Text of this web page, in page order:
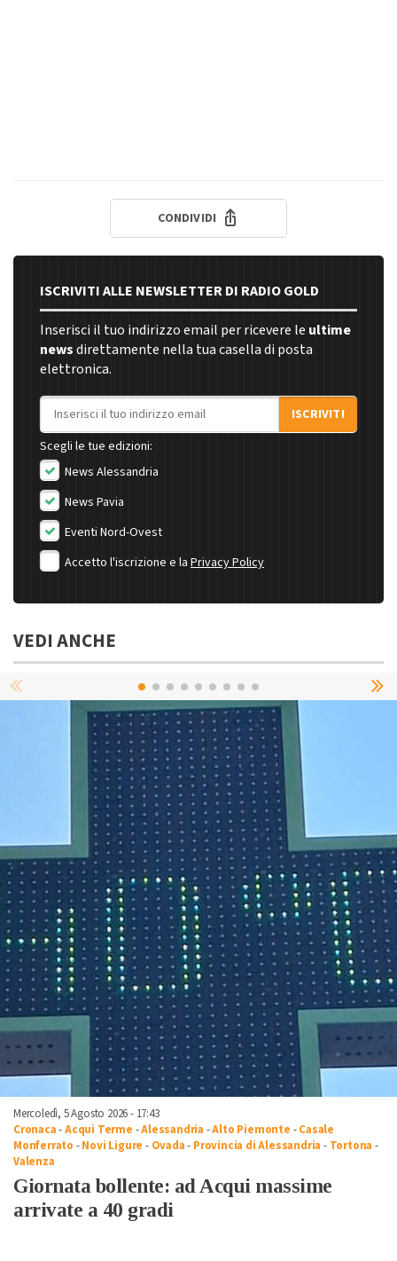
CONDIVIDI
ISCRIVITI ALLE NEWSLETTER DI RADIO GOLD
Inserisci il tuo indirizzo email per ricevere le ultime
newsdirettamente nella tua casella di posta
elettronica.
Indirizzo email
ISCRIVITI
Scegli le tue edizioni:
News Alessandria
News Pavia
Eventi Nord-Ovest
Accetto l'iscrizione e la Privacy Policy
VEDI ANCHE
Mercoledì, 5 Agosto 2026 - 17:43
Cronaca-Acqui Terme -Alessandria -Alto Piemonte -Casale
Monferrato -Novi Ligure - Ovada- Provincia di Alessandria - Tortona -
Valenza
Giornata bollente: ad Acqui massime
arrivate a 40 gradi